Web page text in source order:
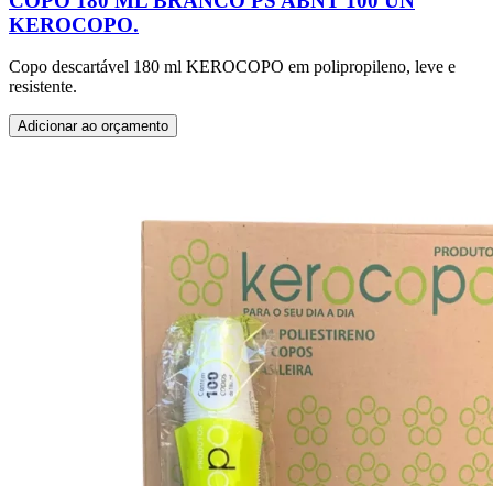
KEROCOPO.
Copo descartável 180 ml KEROCOPO em polipropileno, leve e
resistente.
Adicionar ao orçamento